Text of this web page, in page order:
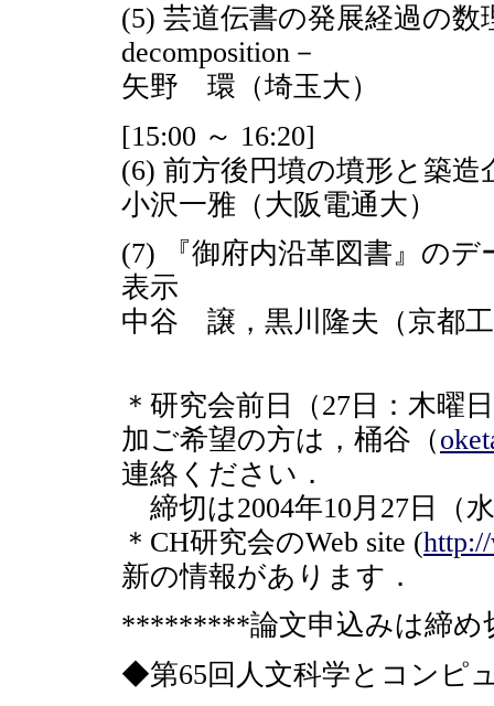
(5) 芸道伝書の発展経過の数
decomposition－
矢野 環（埼玉大）
[15:00 ～ 16:20]
(6) 前方後円墳の墳形と築造
小沢一雅（大阪電通大）
(7) 『御府内沿革図書』の
表示
中谷 譲，黒川隆夫（京都
＊研究会前日（27日：木曜
加ご希望の方は，桶谷（
連絡ください．
締切は2004年10月27日（
＊CH研究会のWeb site (
新の情報があります．
*********論文申込みは締
◆第65回人文科学とコンピ